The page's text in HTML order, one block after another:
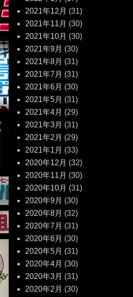
2021年12月 (31)
2021年11月 (30)
2021年10月 (30)
2021年9月 (30)
2021年8月 (31)
2021年7月 (31)
2021年6月 (30)
2021年5月 (31)
2021年4月 (29)
2021年3月 (31)
2021年2月 (29)
2021年1月 (33)
2020年12月 (32)
2020年11月 (30)
2020年10月 (31)
2020年9月 (30)
2020年8月 (32)
2020年7月 (31)
2020年6月 (30)
2020年5月 (31)
2020年4月 (30)
2020年3月 (31)
2020年2月 (30)